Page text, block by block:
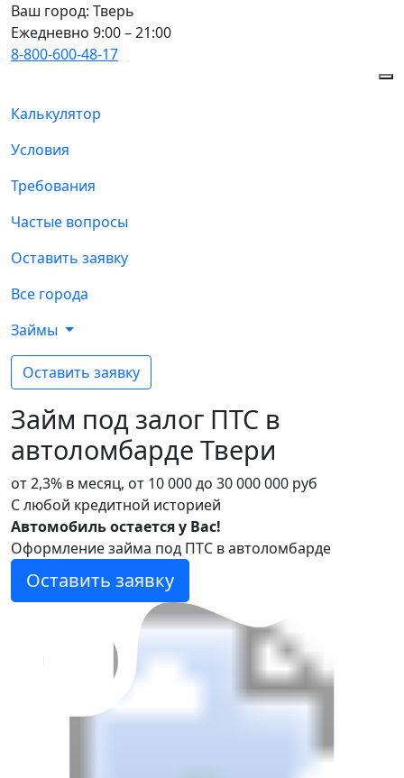
Ваш город: Тверь
Ежедневно 9:00 – 21:00
8-800-600-48-17
Калькулятор
Условия
Требования
Частые вопросы
Оставить заявку
Все города
Займы
Оставить заявку
Займ под залог ПТС в
автоломбарде Твери
от 2,3% в месяц, от 10 000 до 30 000 000 руб
С любой кредитной историей
Автомобиль остается у Вас!
Оформление займа под ПТС в автоломбарде
Оставить заявку